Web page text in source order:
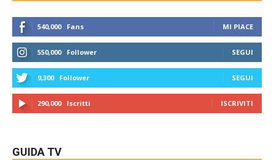
540,000 Fans MI PIACE
550,000 Follower SEGUI
9,300 Follower SEGUI
290,000 Iscritti ISCRIVITI
GUIDA TV